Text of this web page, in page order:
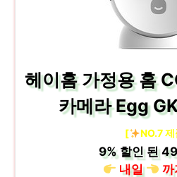
헤이홈 가정용 홈
카메라 Egg
[ NO.7
9%할인 된
내일
까